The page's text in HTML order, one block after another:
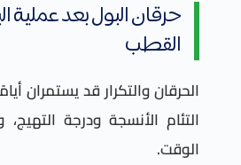
حرقان البول بعد عملية
القطب
الحرقان والتكرار قد يستمران
التئام الأنسجة ودرجة
الوقت.